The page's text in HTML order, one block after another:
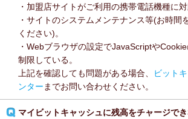
・加盟店サイトがご利用の携帯電話機種に対
・サイトのシステムメンテナンス等(お時間
ください)。
・Webブラウザの設定でJavaScriptや
制限している。
上記を確認しても問題がある場合、
ビット
ンター までお問い合わせください。
マイビットキャッシュに残高をチャージで